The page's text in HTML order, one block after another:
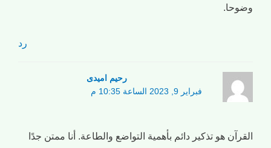
وضوحا.
رد
رحیم امیدی
فبراير 9, 2023 الساعة 10:35 م
القرآن هو تذكير دائم بأهمية التواضع والطاعة. أنا ممتن جدًا